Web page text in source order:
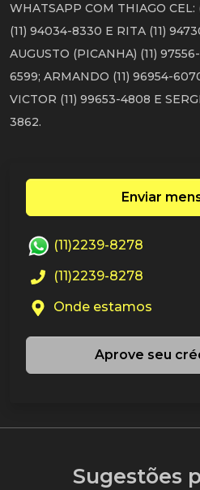
WHATSAPP COM THIAGO
(11) 94034-8330 E RITA (11)
AUGUSTO (PICANHA) (11)
6599; ARMANDO (11) 96954-
VICTOR (11) 99653-4808 E
3862.
Enviar
(11)2239-8278
(11)2239-8278
Onde estamos
Aprove seu
Sugestões